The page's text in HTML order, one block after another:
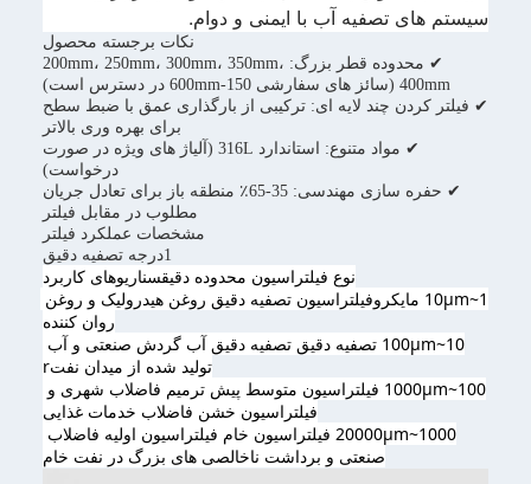
سیستم های تصفیه آب با ایمنی و دوام.
نکات برجسته محصول
✔ محدوده قطر بزرگ: 200mm، 250mm، 300mm، 350mm،
400mm (سائز های سفارشی 150-600mm در دسترس است)
✔ فیلتر کردن چند لایه ای: ترکیبی از بارگذاری عمق با ضبط سطح
برای بهره وری بالاتر
✔ مواد متنوع: استاندارد 316L (آلیاژ های ویژه در صورت
درخواست)
✔ حفره سازی مهندسی: 35-65٪ منطقه باز برای تعادل جریان
مطلوب در مقابل فیلتر
مشخصات عملکرد فیلتر
1درجه تصفیه دقیق
نوع فیلتراسیون محدوده دقیقسناریوهای کاربرد
روان کننده
تولید شده از میدان نفتr
فیلتراسیون خشن فاضلاب خدمات غذایی
صنعتی و برداشت ناخالصی های بزرگ در نفت خام